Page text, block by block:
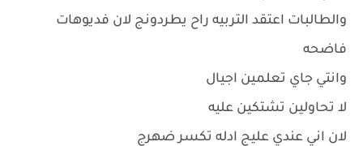
والطالبات اعتقد التربيه راح يطردونج لان فديوهات
فاضحه
وانتي جاي تعلمين اجيال
لا تحاولين تشتكين عليه
لان اني عندي عليج ادله تكسر ضهرج